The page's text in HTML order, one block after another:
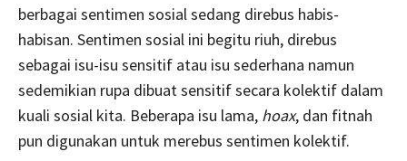
berbagai sentimen sosial sedang direbus habis-
habisan. Sentimen sosial ini begitu riuh, direbus
sebagai isu-isu sensitif atau isu sederhana namun
sedemikian rupa dibuat sensitif secara kolektif dalam
kuali sosial kita. Beberapa isu lama, hoax, dan fitnah
pun digunakan untuk merebus sentimen kolektif.